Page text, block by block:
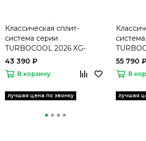
Классическая сплит-
система серии
TURBOCOOL 2026 XG-
TXE50RHA
43 390 ₽
В корзину
55 790 ₽
В